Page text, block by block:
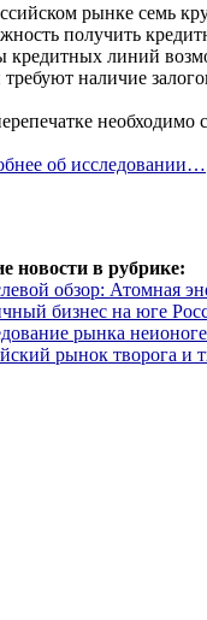
рынке семь
получить
кредитных линий
наличие
необходимо
об исследовании…
новости в рубрике:
обзор: Атомная
бизнес на юге
рынка
рынок творога и